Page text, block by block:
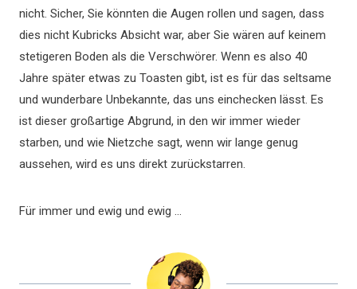
nicht. Sicher, Sie könnten die Augen rollen und sagen, dass
dies nicht Kubricks Absicht war, aber Sie wären auf keinem
stetigeren Boden als die Verschwörer. Wenn es also 40
Jahre später etwas zu Toasten gibt, ist es für das seltsame
und wunderbare Unbekannte, das uns einchecken lässt. Es
ist dieser großartige Abgrund, in den wir immer wieder
starben, und wie Nietzche sagt, wenn wir lange genug
aussehen, wird es uns direkt zurückstarren.
Für immer und ewig und ewig …